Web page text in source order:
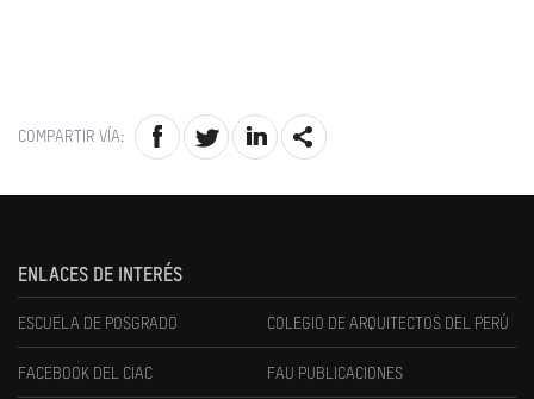
COMPARTIR VÍA:
ENLACES DE INTERÉS
ESCUELA DE POSGRADO COLEGIO DE ARQUITECTOS DEL PERÚ
FACEBOOK DEL CIAC FAU PUBLICACIONES